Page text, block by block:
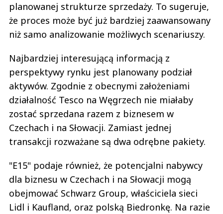
planowanej strukturze sprzedaży. To sugeruje,
że proces może być już bardziej zaawansowany
niż samo analizowanie możliwych scenariuszy.
Najbardziej interesującą informacją z
perspektywy rynku jest planowany podział
aktywów. Zgodnie z obecnymi założeniami
działalność Tesco na Węgrzech nie miałaby
zostać sprzedana razem z biznesem w
Czechach i na Słowacji. Zamiast jednej
transakcji rozważane są dwa odrębne pakiety.
"E15" podaje również, że potencjalni nabywcy
dla biznesu w Czechach i na Słowacji mogą
obejmować Schwarz Group, właściciela sieci
Lidl i Kaufland, oraz polską Biedronkę. Na razie